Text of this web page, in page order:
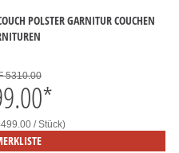
POLSTER GARNITUR COUCHEN
5310.00
*
/ Stück)